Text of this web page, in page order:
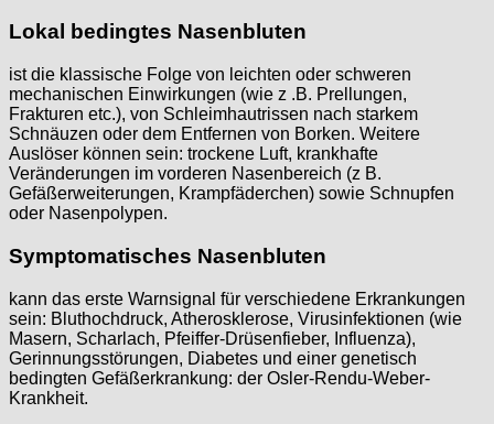
Lokal bedingtes Nasenbluten
ist die klassische Folge von leichten oder schweren
mechanischen Einwirkungen (wie z .B. Prellungen,
Frakturen etc.), von Schleimhautrissen nach starkem
Schnäuzen oder dem Entfernen von Borken. Weitere
Auslöser können sein: trockene Luft, krankhafte
Veränderungen im vorderen Nasenbereich (z B.
Gefäßerweiterungen, Krampfäderchen) sowie Schnupfen
oder Nasenpolypen.
Symptomatisches Nasenbluten
kann das erste Warnsignal für verschiedene Erkrankungen
sein: Bluthochdruck, Atherosklerose, Virusinfektionen (wie
Masern, Scharlach, Pfeiffer-Drüsenfieber, Influenza),
Gerinnungsstörungen, Diabetes und einer genetisch
bedingten Gefäßerkrankung: der Osler-Rendu-Weber-
Krankheit.